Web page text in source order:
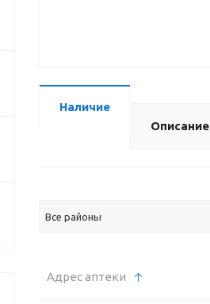
Наличие
Описание
Все районы
Адрес аптеки